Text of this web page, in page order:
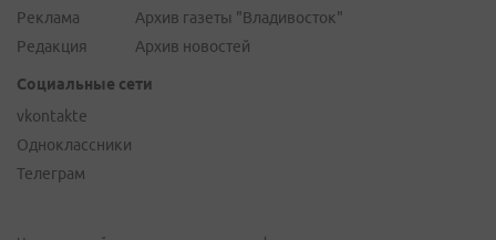
Реклама
Редакция
Архив газеты "Владивосток"
Архив новостей
Социальные сети
vkontakte
Одноклассники
Телеграм